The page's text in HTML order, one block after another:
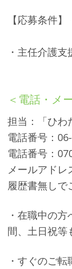
【応募条件
・主任介護
＜電話・メ
担当：「ひわ
電話番号：
電話番号：
メールアド
履歴書無しで
・在職中の
間、土日祝等
・すぐのご